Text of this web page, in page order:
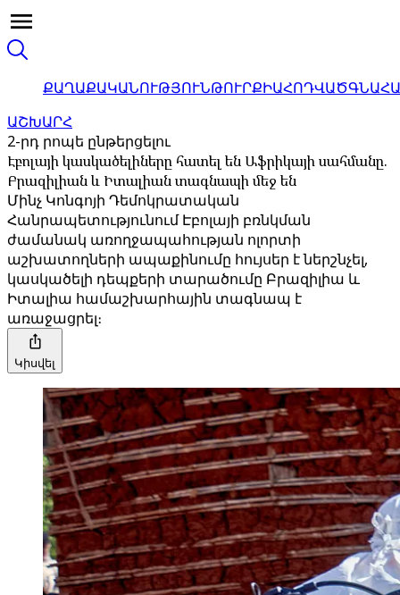
ՔԱՂԱՔԱԿԱՆՈՒԹՅՈՒՆԹՈՒՐՔԻԱՀՈԴՎԱԾ
ԱՇԽԱՐՀ
2-րդ րոպե ընթերցելու
Էբոլայի կասկածելիները հատել են Աֆրիկայի սահմանը.
Բրազիլիան և Իտալիան տագնապի մեջ են
Մինչ Կոնգոյի Դեմոկրատական ​​
Հանրապետությունում Էբոլայի բռնկման
ժամանակ առողջապահության ոլորտի
աշխատողների ապաքինումը հույսեր է ներշնչել,
կասկածելի դեպքերի տարածումը Բրազիլիա և
Իտալիա համաշխարհային տագնապ է
առաջացրել։
Կիսվել